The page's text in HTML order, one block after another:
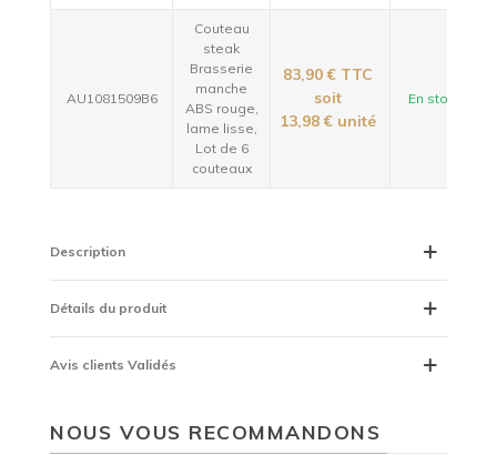
AU1081509B6
Couteau
steak
Brasserie
manche
ABS rouge,
lame lisse,
Lot de 6
couteaux
83,90 € TTC
soit
13,98 € unité
En stock
Description
Détails du produit
Avis clients Validés
NOUS VOUS RECOMMANDONS